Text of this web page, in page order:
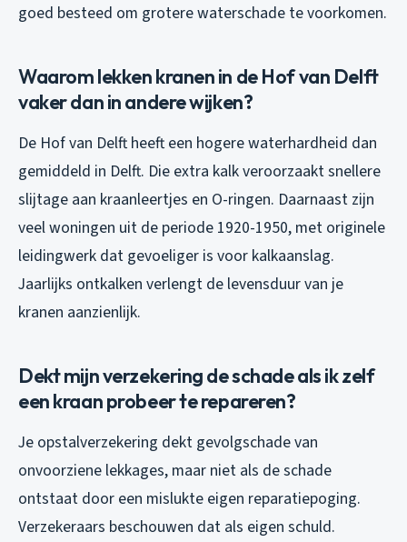
goed besteed om grotere waterschade te voorkomen.
Waarom lekken kranen in de Hof van Delft
vaker dan in andere wijken?
De Hof van Delft heeft een hogere waterhardheid dan
gemiddeld in Delft. Die extra kalk veroorzaakt snellere
slijtage aan kraanleertjes en O-ringen. Daarnaast zijn
veel woningen uit de periode 1920-1950, met originele
leidingwerk dat gevoeliger is voor kalkaanslag.
Jaarlijks ontkalken verlengt de levensduur van je
kranen aanzienlijk.
Dekt mijn verzekering de schade als ik zelf
een kraan probeer te repareren?
Je opstalverzekering dekt gevolgschade van
onvoorziene lekkages, maar niet als de schade
ontstaat door een mislukte eigen reparatiepoging.
Verzekeraars beschouwen dat als eigen schuld.